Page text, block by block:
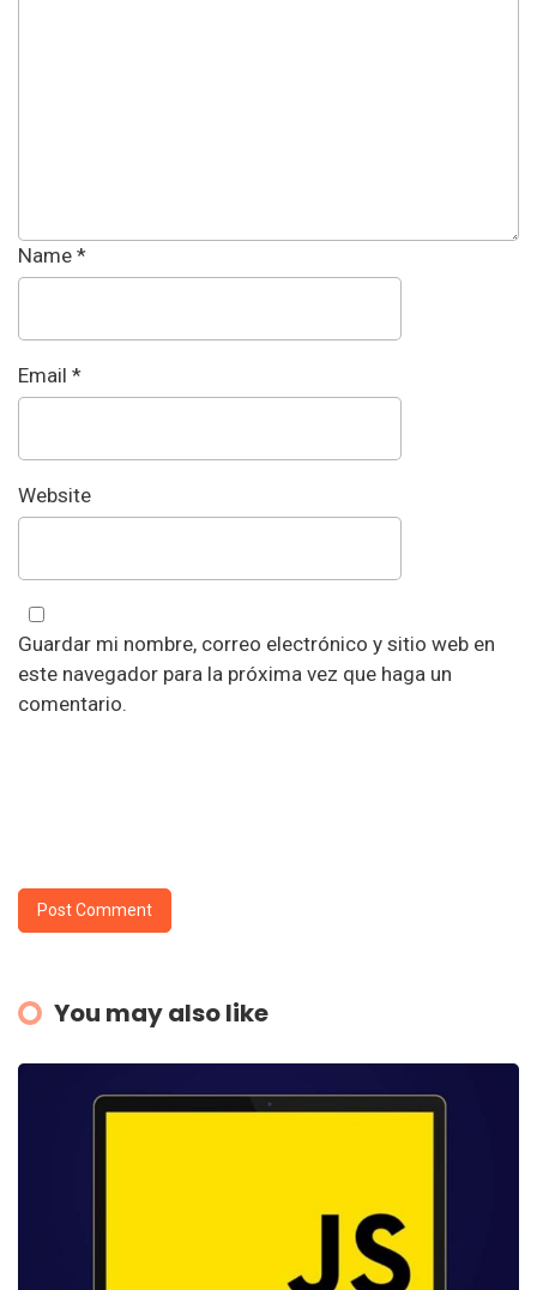
Name *
Email *
Website
Guardar mi nombre, correo electrónico y sitio web en
este navegador para la próxima vez que haga un
comentario.
You may also like